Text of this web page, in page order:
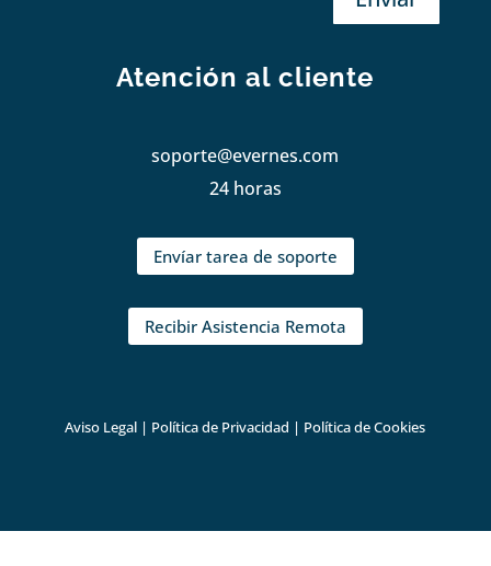
Atención al cliente
soporte@evernes.com
24 horas
Envíar tarea de soporte
Recibir Asistencia Remota
Aviso Legal | Política de Privacidad | Política de Cookies